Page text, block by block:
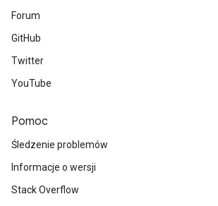
Forum
GitHub
Twitter
YouTube
Pomoc
Śledzenie problemów
Informacje o wersji
Stack Overflow